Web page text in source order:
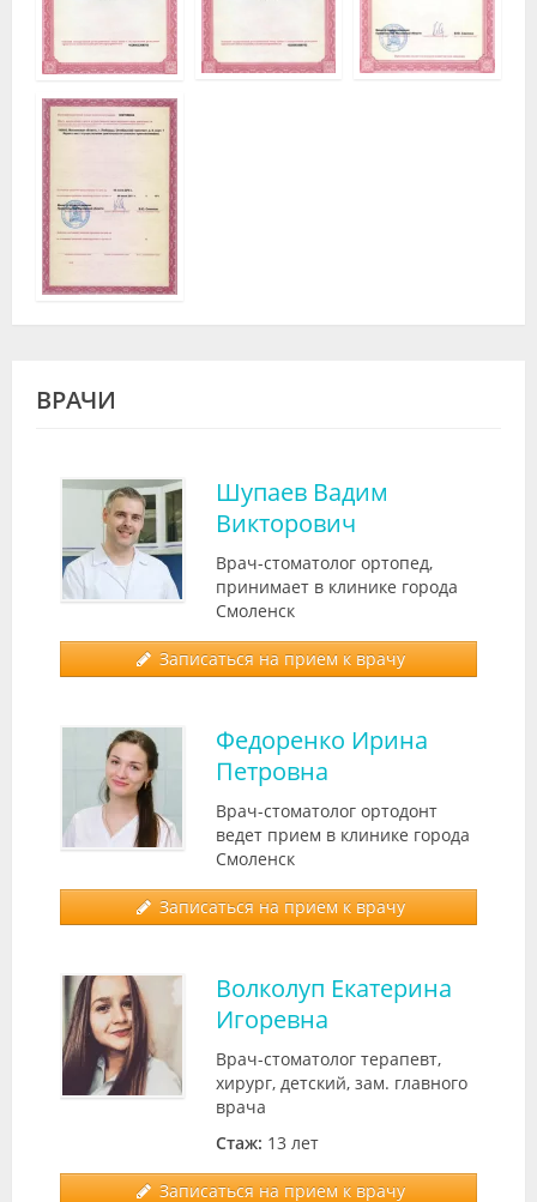
ВРАЧИ
Шупаев Вадим
Викторович
Врач-стоматолог ортопед,
принимает в клинике города
Смоленск
Записаться на прием к врачу
Федоренко Ирина
Петровна
Врач-стоматолог ортодонт
ведет прием в клинике города
Смоленск
Записаться на прием к врачу
Волколуп Екатерина
Игоревна
Врач-стоматолог терапевт,
хирург, детский, зам. главного
врача
Стаж: 13 лет
Записаться на прием к врачу